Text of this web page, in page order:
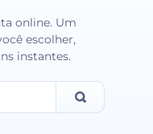
online. Um
escolher,
instantes.